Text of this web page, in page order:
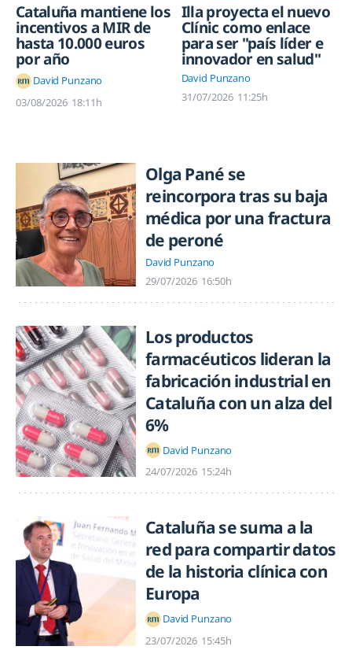
Cataluña mantiene los
incentivos a MIR de
hasta 10.000 euros
por año
David Punzano
03/08/2026 18:11h
Illa proyecta el nuevo
Clínic como enlace
para ser "país líder e
innovador en salud"
David Punzano
31/07/2026 11:25h
Olga Pané se
reincorpora tras su baja
médica por una fractura
de peroné
David Punzano
29/07/2026 16:50h
Los productos
farmacéuticos lideran la
fabricación industrial en
Cataluña con un alza del
6%
David Punzano
24/07/2026 15:24h
Cataluña se suma a la
red para compartir datos
de la historia clínica con
Europa
David Punzano
23/07/2026 15:45h